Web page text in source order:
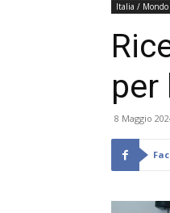
Italia / Mondo
per
8 Maggio